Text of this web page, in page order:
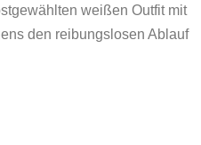
weißen Outfit mit
den reibungslosen Ablauf